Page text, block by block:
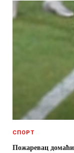
СПОРТ
Пожаревац